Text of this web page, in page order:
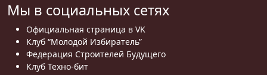
Мы в социальных сетях
Официальная страница в VK
Клуб “Молодой Избиратель”
Федерация Строителей Будущего
Клуб Техно-бит